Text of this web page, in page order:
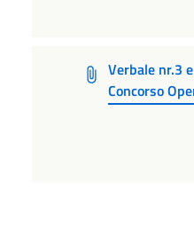
Verbale nr.3
Concorso